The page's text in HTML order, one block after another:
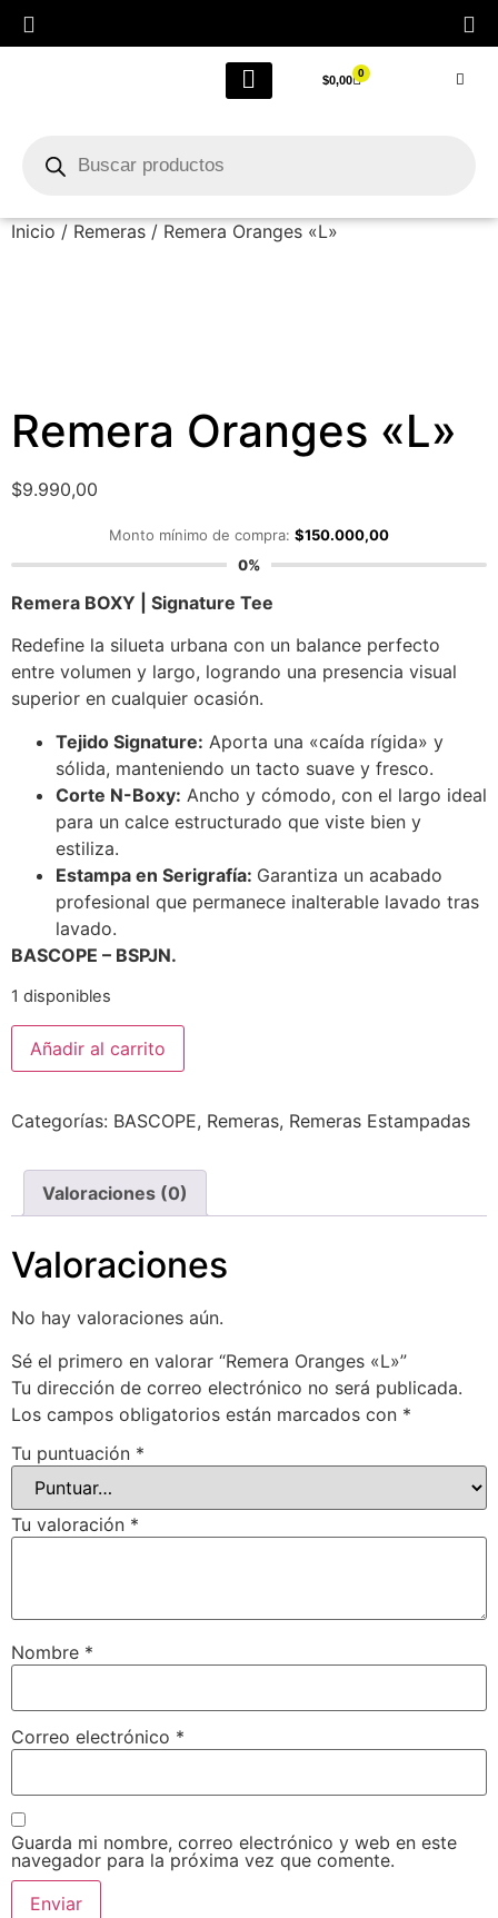
$0,00 0
Inicio / Remeras / Remera Oranges «L»
Remera Oranges «L»
$9.990,00
Monto mínimo de compra: $150.000,00
0%
Remera BOXY | Signature Tee
Redefine la silueta urbana con un balance perfecto
entre volumen y largo, logrando una presencia visual
superior en cualquier ocasión.
Tejido Signature: Aporta una «caída rígida» y
sólida, manteniendo un tacto suave y fresco.
Corte N-Boxy: Ancho y cómodo, con el largo ideal
para un calce estructurado que viste bien y
estiliza.
Estampa en Serigrafía: Garantiza un acabado
profesional que permanece inalterable lavado tras
lavado.
BASCOPE – BSPJN.
1 disponibles
Añadir al carrito
Categorías: BASCOPE, Remeras, Remeras Estampadas
Valoraciones (0)
Valoraciones
No hay valoraciones aún.
Sé el primero en valorar “Remera Oranges «L»”
Tu dirección de correo electrónico no será publicada.
Los campos obligatorios están marcados con *
Tu puntuación *
Tu valoración *
Nombre *
Correo electrónico *
Guarda mi nombre, correo electrónico y web en este
navegador para la próxima vez que comente.